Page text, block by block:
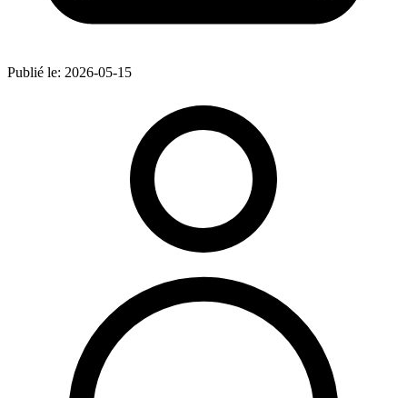
Publié le: 2026-05-15